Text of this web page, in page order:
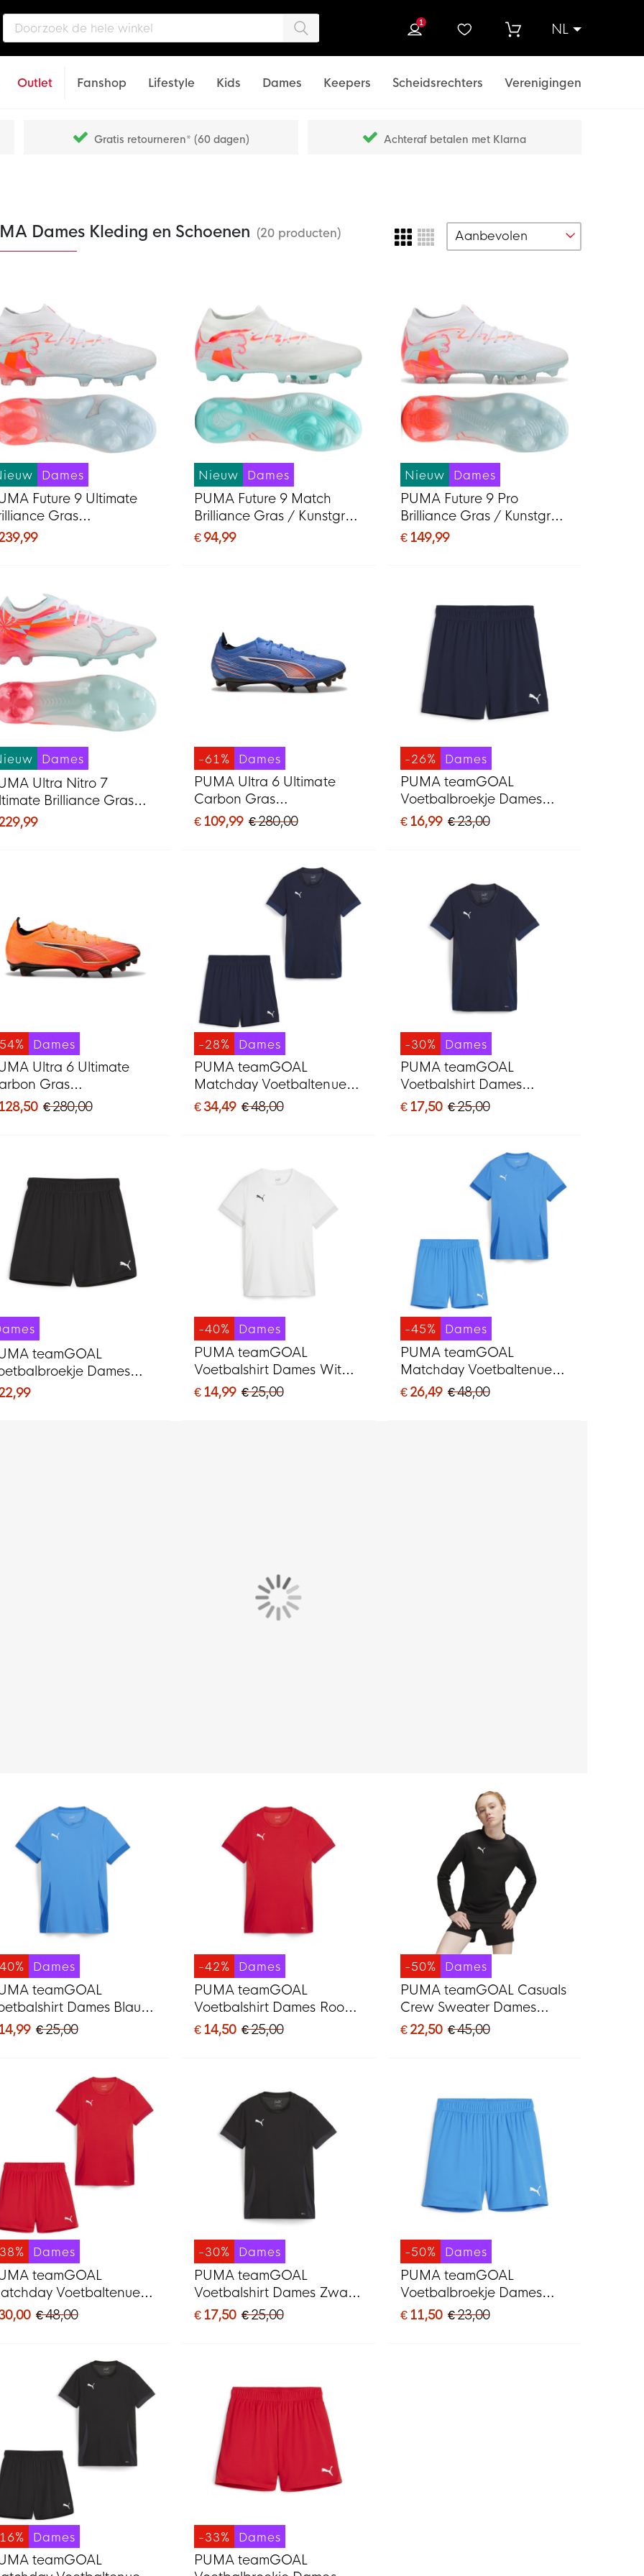
NL
1
Outlet Fanshop Lifestyle Kids Dames Keepers Scheidsrechters Verenigingen
Gratis retourneren* (60 dagen) Achteraf betalen met Klarna
Dames Kleding en Schoenen (20 producten)
Dames
Future 9 Ultimate
Gras
(FG)
Nieuw Dames
PUMA Future 9 Match
Brilliance Gras / Kunstgras
Voetbalschoenen (MG)
€ 94,99
Nieuw Dames
PUMA Future 9 Pro
Brilliance Gras / Kunstgras
Voetbalschoenen (MG)
€ 149,99
Dames
Ultra Nitro 7
Brilliance Gras
(FG)
-61% Dames
PUMA Ultra 6 Ultimate
Carbon Gras
Voetbalschoenen (FG)
Dames Blauw Wit Felrood
€ 109,99 € 280,00
-26% Dames
PUMA teamGOAL
Voetbalbroekje Dames
Donkerblauw Wit
€ 16,99 € 23,00
Dames
Ultra 6 Ultimate
Gras
(FG)
Oranje Zwart Zilver
€ 280,00
-28% Dames
PUMA teamGOAL
Matchday Voetbaltenue
Dames Donkerblauw Wit
€ 34,49 € 48,00
-30% Dames
PUMA teamGOAL
Voetbalshirt Dames
Donkerblauw Wit
€ 17,50 € 25,00
teamGOAL
Dames
Wit
-40% Dames
PUMA teamGOAL
Voetbalshirt Dames Wit
Lichtgrijs Zwart
€ 14,99 € 25,00
-45% Dames
PUMA teamGOAL
Matchday Voetbaltenue
Dames Blauw Wit
€ 26,49 € 48,00
Dames
teamGOAL
Dames Blauw
€ 25,00
-42% Dames
PUMA teamGOAL
Voetbalshirt Dames Rood
Wit
€ 14,50 € 25,00
-50% Dames
PUMA teamGOAL Casuals
Crew Sweater Dames
Zwart Wit
€ 22,50 € 45,00
Dames
teamGOAL
Voetbaltenue
Rood Wit
€ 48,00
-30% Dames
PUMA teamGOAL
Voetbalshirt Dames Zwart
Donkergrijs Wit
€ 17,50 € 25,00
-50% Dames
PUMA teamGOAL
Voetbalbroekje Dames
Blauw Wit
€ 11,50 € 23,00
Dames
teamGOAL
-33% Dames
PUMA teamGOAL